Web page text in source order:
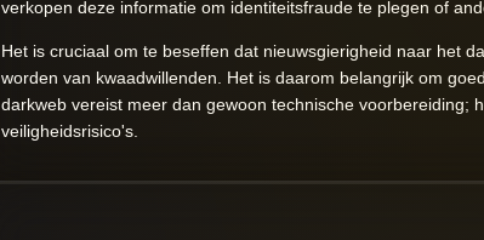
verkopen deze informatie om identiteitsfraude te plegen of
Het is cruciaal om te beseffen dat nieuwsgierigheid naar het
worden van kwaadwillenden. Het is daarom belangrijk om
darkweb vereist meer dan gewoon technische voorbereiding;
veiligheidsrisico's.